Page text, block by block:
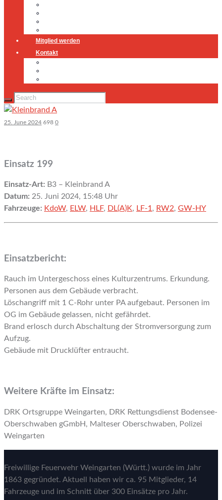
Mitglied werden
Kontakt
25. June 2024 698 0
Einsatz 199
Einsatz-Art: B3 – Kleinbrand A
Datum: 25. Juni 2024, 15:48 Uhr
Fahrzeuge: KdoW, ELW, HLF, DL(A)K, LF-1, RW2, GW-HY
Einsatzbericht:
Rauch im Untergeschoss eines Kulturzentrums. Erkundung.
Personen aus dem Gebäude verbracht.
Löschangriff mit 1 C-Rohr unter PA aufgebaut. Personen im
OG im Gebäude gelassen, nicht gefährdet.
Brand erlosch durch Abschaltung der Stromversorgung zum
Aufzug.
Gebäude mit Drucklüfter entraucht.
Weitere Kräfte im Einsatz:
DRK Ortsgruppe Weingarten, DRK Rettungsdienst Bodensee-
Oberschwaben gGmbH, Malteser Oberschwaben, Polizei
Weingarten
Freiwillige Feuerwehr Weingarten (Württ.) wurde im Jahr
1863 gegründet. Aktuell haben wir ca. 95 Mitglieder, 14
Fahrzeuge und im Schnitt über 300 Einsätze pro Jahr.